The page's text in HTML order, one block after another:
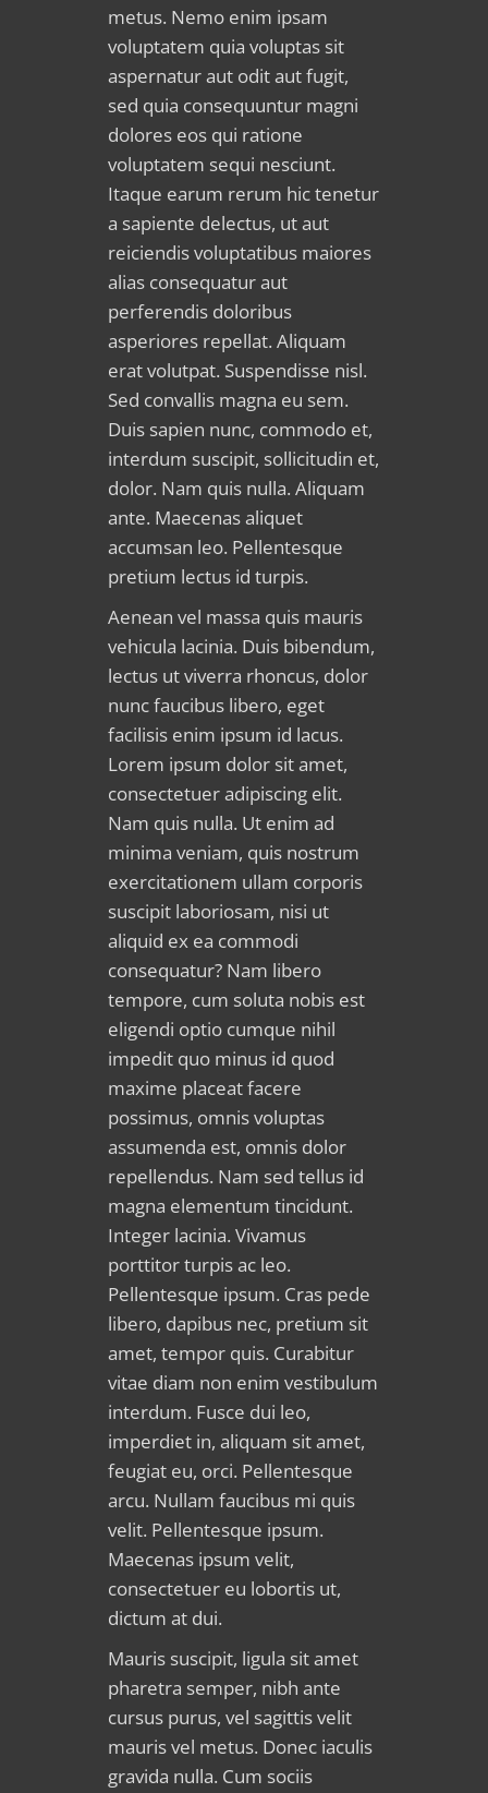
metus. Nemo enim ipsam
voluptatem quia voluptas sit
aspernatur aut odit aut fugit,
sed quia consequuntur magni
dolores eos qui ratione
voluptatem sequi nesciunt.
Itaque earum rerum hic tenetur
a sapiente delectus, ut aut
reiciendis voluptatibus maiores
alias consequatur aut
perferendis doloribus
asperiores repellat. Aliquam
erat volutpat. Suspendisse nisl.
Sed convallis magna eu sem.
Duis sapien nunc, commodo et,
interdum suscipit, sollicitudin et,
dolor. Nam quis nulla. Aliquam
ante. Maecenas aliquet
accumsan leo. Pellentesque
pretium lectus id turpis.
Aenean vel massa quis mauris
vehicula lacinia. Duis bibendum,
lectus ut viverra rhoncus, dolor
nunc faucibus libero, eget
facilisis enim ipsum id lacus.
Lorem ipsum dolor sit amet,
consectetuer adipiscing elit.
Nam quis nulla. Ut enim ad
minima veniam, quis nostrum
exercitationem ullam corporis
suscipit laboriosam, nisi ut
aliquid ex ea commodi
consequatur? Nam libero
tempore, cum soluta nobis est
eligendi optio cumque nihil
impedit quo minus id quod
maxime placeat facere
possimus, omnis voluptas
assumenda est, omnis dolor
repellendus. Nam sed tellus id
magna elementum tincidunt.
Integer lacinia. Vivamus
porttitor turpis ac leo.
Pellentesque ipsum. Cras pede
libero, dapibus nec, pretium sit
amet, tempor quis. Curabitur
vitae diam non enim vestibulum
interdum. Fusce dui leo,
imperdiet in, aliquam sit amet,
feugiat eu, orci. Pellentesque
arcu. Nullam faucibus mi quis
velit. Pellentesque ipsum.
Maecenas ipsum velit,
consectetuer eu lobortis ut,
dictum at dui.
Mauris suscipit, ligula sit amet
pharetra semper, nibh ante
cursus purus, vel sagittis velit
mauris vel metus. Donec iaculis
gravida nulla. Cum sociis